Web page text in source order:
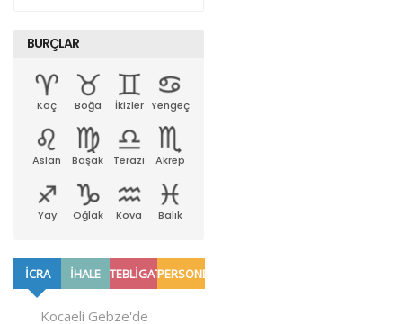
BURÇLAR
Koç Boğa İkizler Yengeç
Aslan Başak Terazi Akrep
Yay Oğlak Kova Balık